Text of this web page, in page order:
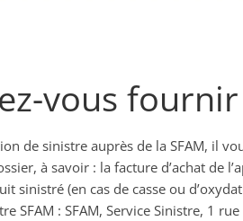
vous
de sinistre auprès de la SFAM, il
à savoir : la facture d’achat de
sinistré (en cas de casse ou
SFAM : SFAM, Service Sinistre, 1